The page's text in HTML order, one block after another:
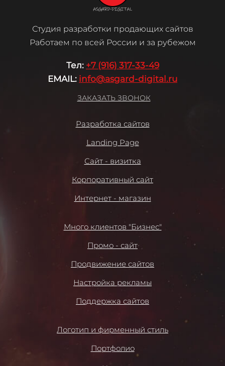
Студия разработки продающих сайтов
Работаем по всей России и за рубежом
Тел: +7 (916) 317-33-49
EMAIL: info@asgard-digital.ru
ЗАКАЗАТЬ ЗВОНОК
Разработка сайтов
Landing Page
Сайт - визитка
Корпоративный сайт
Интернет - магазин
Много клиентов "Бизнес"
Промо - сайт
Продвижение сайтов
Настройка рекламы
Поддержка сайтов
Логотип и фирменный стиль
Портфолио